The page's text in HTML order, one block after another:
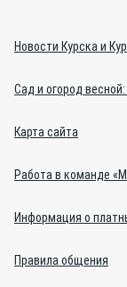
Новости Курска и
Сад и огород
Карта сайта
Работа в команде
Информация о
Правила общения